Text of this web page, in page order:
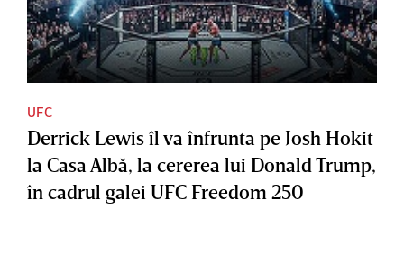
UFC
Derrick Lewis îl va înfrunta pe Josh Hokit
la Casa Albă, la cererea lui Donald Trump,
în cadrul galei UFC Freedom 250